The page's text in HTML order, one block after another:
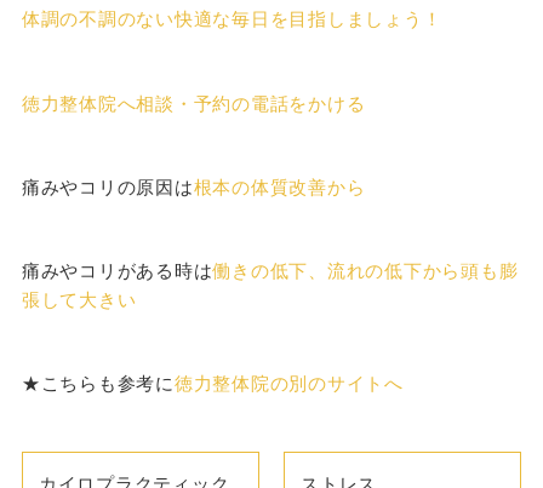
体調の不調のない快適な毎日を目指しましょう！
徳力整体院へ相談・予約の電話をかける
痛みやコリの原因は根本の体質改善から
痛みやコリがある時は働きの低下、流れの低下から頭も膨
張して大きい
★こちらも参考に徳力整体院の別のサイトへ
カイロプラクティック ストレス